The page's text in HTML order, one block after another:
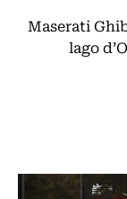
Maserati
lago